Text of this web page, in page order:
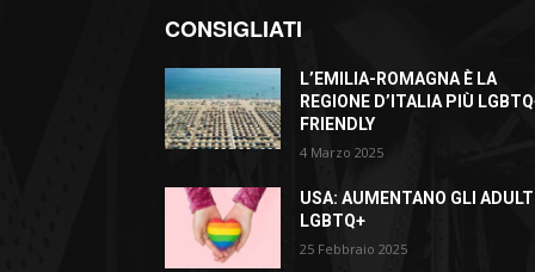
CONSIGLIATI
L’EMILIA-ROMAGNA È LA
REGIONE D’ITALIA PIÙ
FRIENDLY
4 Marzo 2025
USA: AUMENTANO GLI
LGBTQ+
25 Febbraio 2025